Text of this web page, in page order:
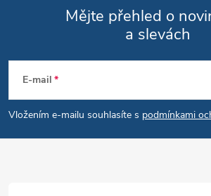
Mějte přehled o
a slevách
E-mail
Vložením e-mailu souhlasíte s podmínkami